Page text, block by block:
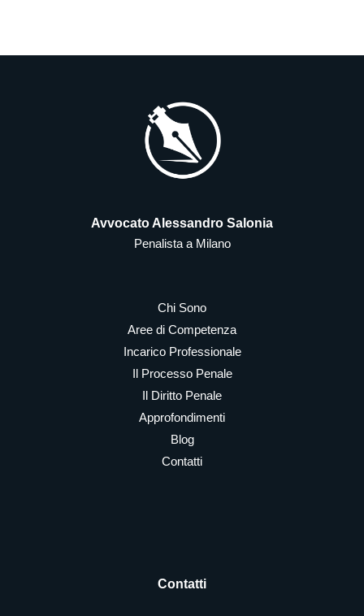
Avvocato Alessandro Salonia
Penalista a Milano
Chi Sono
Aree di Competenza
Incarico Professionale
Il Processo Penale
Il Diritto Penale
Approfondimenti
Blog
Contatti
Contatti